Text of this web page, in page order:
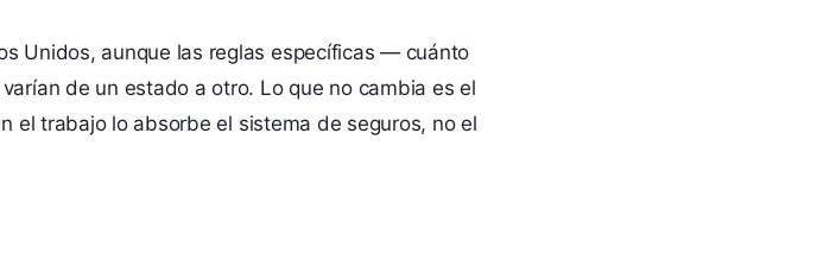
Unidos, aunque las reglas específicas — cuánto
de un estado a otro. Lo que no cambia es el
el trabajo lo absorbe el sistema de seguros, no el